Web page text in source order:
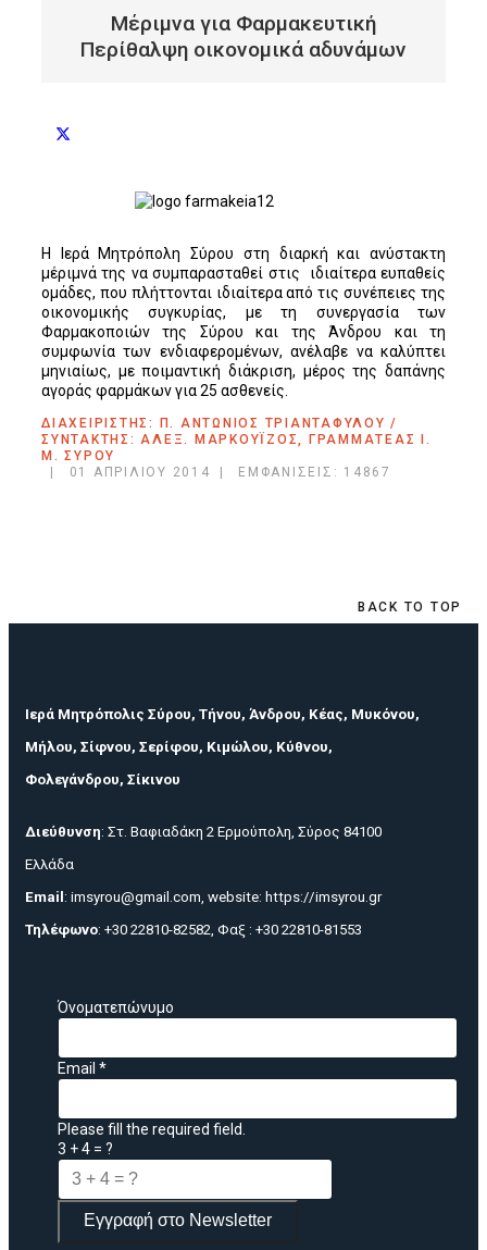
Μέριμνα για Φαρμακευτική
Περίθαλψη οικονομικά αδυνάμων
Η Ιερά Μητρόπολη Σύρου στη διαρκή και ανύστακτη
μέριμνά της να συμπαρασταθεί στις ιδιαίτερα ευπαθείς
ομάδες, που πλήττονται ιδιαίτερα από τις συνέπειες της
οικονομικής συγκυρίας, με τη συνεργασία των
Φαρμακοποιών της Σύρου και της Άνδρου και τη
συμφωνία των ενδιαφερομένων, ανέλαβε να καλύπτει
μηνιαίως, με ποιμαντική διάκριση, μέρος της δαπάνης
αγοράς φαρμάκων για 25 ασθενείς.
ΔΙΑΧΕΊΡΙΣΤΉΣ: Π. ΑΝΤΏΝΙΟΣ ΤΡΙΑΝΤΑΦΎΛΟΥ /
ΣΥΝΤΆΚΤΗΣ: ΑΛΈΞ. ΜΑΡΚΟΥΪ́ΖΟΣ, ΓΡΑΜΜΑΤΈΑΣ Ι.
Μ. ΣΎΡΟΥ
01 ΑΠΡΙΛΊΟΥ 2014
ΕΜΦΑΝΊΣΕΙΣ: 14867
BACK TO TOP
Ιερά Μητρόπολις Σύρου, Τήνου, Άνδρου, Κέας, Μυκόνου,
Μήλου, Σίφνου, Σερίφου, Κιμώλου, Κύθνου,
Φολεγάνδρου, Σίκινου
Διεύθυνση: Στ. Βαφιαδάκη 2 Ερμούπολη, Σύρος 84100
Ελλάδα
Email : imsyrou@gmail.com, website: https://imsyrou.gr
Τηλέφωνο: +30 22810-82582, Φαξ : +30 22810-81553
Όνοματεπώνυμο
Email *
Please fill the required field.
3 + 4 = ?
Εγγραφή στο Newsletter